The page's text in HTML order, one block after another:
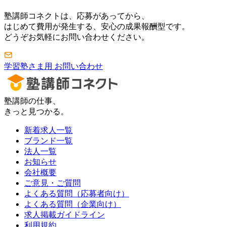
塾講師コネクトは、応募があってから、
はじめて費用が発生する、安心の成果報酬型です。
どうぞお気軽にお問い合わせください。
学習塾さま用 お問い合わせ
塾講師の仕事、
きっと見つかる。
新着求人一覧
ブランド一覧
法人一覧
お知らせ
会社概要
ご意見・ご質問
よくある質問（応募者向け）
よくある質問（企業向け）
求人掲載ガイドライン
利用規約